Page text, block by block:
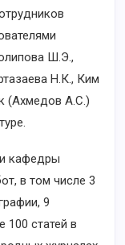
Ш.Э.,
Н.К., Ким
(Ахмедов А.С.)
кафедры
в том числе 3
9
100 статей в